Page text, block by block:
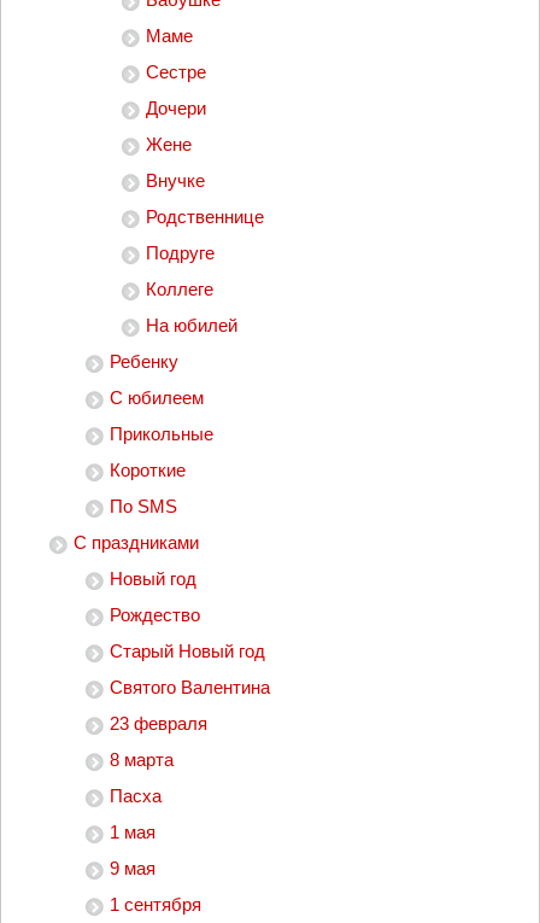
Маме
Сестре
Дочери
Жене
Внучке
Родственнице
Подруге
Коллеге
На юбилей
Ребенку
С юбилеем
Прикольные
Короткие
По SMS
С праздниками
Новый год
Рождество
Старый Новый год
Святого Валентина
23 февраля
8 марта
Пасха
1 мая
9 мая
1 сентября